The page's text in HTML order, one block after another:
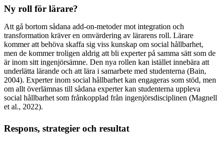
Ny roll för lärare?
Att gå bortom sådana add-on-metoder mot integration och
transformation kräver en omvärdering av lärarens roll. Lärare
kommer att behöva skaffa sig viss kunskap om social hållbarhet,
men de kommer troligen aldrig att bli experter på samma sätt som de
är inom sitt ingenjörsämne. Den nya rollen kan istället innebära att
underlätta lärande och att lära i samarbete med studenterna (Bain,
2004). Experter inom social hållbarhet kan engageras som stöd, men
om allt överlämnas till sådana experter kan studenterna uppleva
social hållbarhet som frånkopplad från ingenjörsdisciplinen (Magnell
et al., 2022).
Respons, strategier och resultat